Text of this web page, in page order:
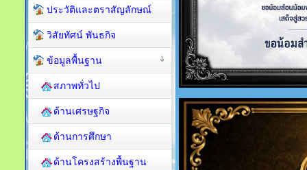
ประวัติและตราสัญลักษณ์
วิสัยทัศน์ พันธกิจ
ข้อมูลพื้นฐาน
สภาพทั่วไป
ด้านเศรษฐกิจ
ด้านการศึกษา
ด้านโครงสร้างพื้นฐาน